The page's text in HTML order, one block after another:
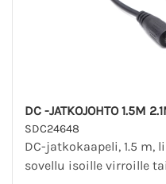
DC -JATKOJOHTO 1.5M
SDC24648
DC-jatkokaapeli, 1.5 m,
sovellu isoille virroille